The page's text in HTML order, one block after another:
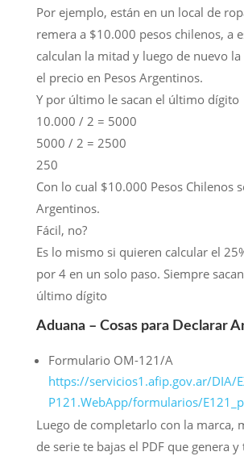
Por ejemplo, están en un local de
remera a $10.000 pesos chilenos, a
calculan la mitad y luego de nuevo
el precio en Pesos Argentinos.
Y por último le sacan el último dígito
10.000 / 2 = 5000
5000 / 2 = 2500
250
Con lo cual $10.000 Pesos Chilenos
Argentinos.
Fácil, no?
Es lo mismo si quieren calcular el
por 4 en un solo paso. Siempre
último dígito
Aduana – Cosas para Declarar
Formulario OM-121/A
https://servicios1.afip.gov.ar/DIA/
P121.WebApp/formularios/
Luego de completarlo con la marca,
de serie te bajas el PDF que genera y